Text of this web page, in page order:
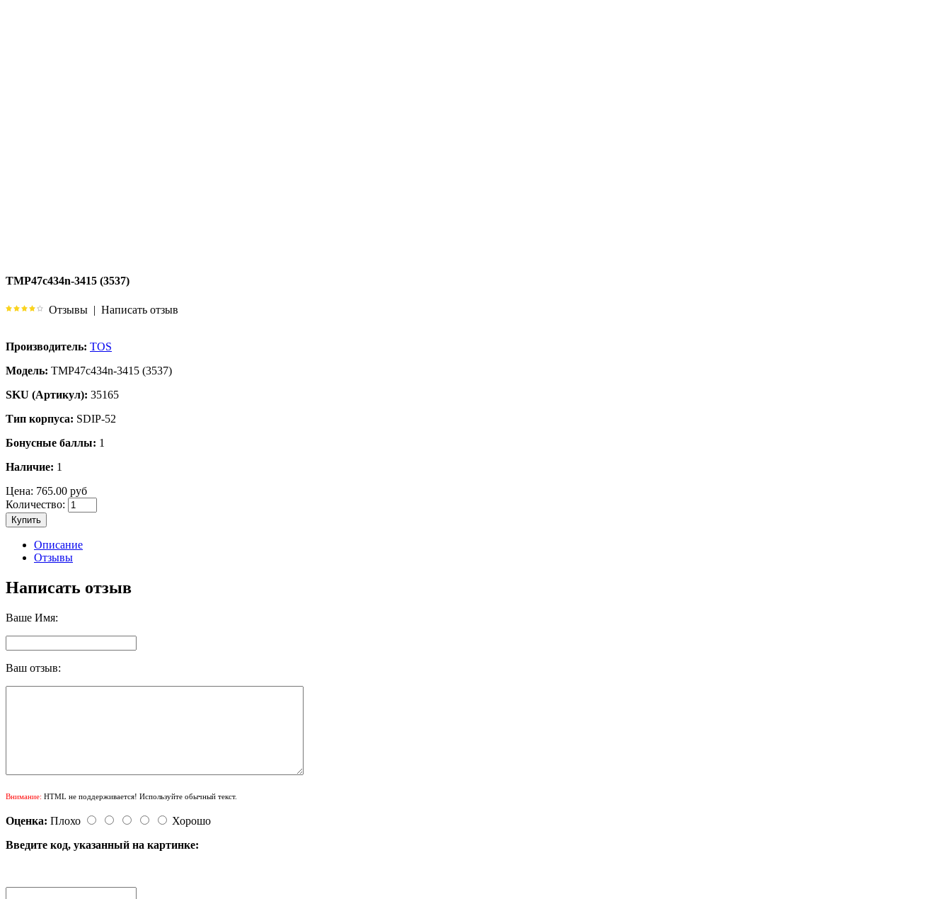
TMP47c434n-3415 (3537)
Отзывы | Написать отзыв
Производитель: TOS
Модель: TMP47c434n-3415 (3537)
SKU (Артикул): 35165
Тип корпуса: SDIP-52
Бонусные баллы: 1
Наличие: 1
Цена: 765.00 руб
Количество:
Купить
Описание
Отзывы
Написать отзыв
Ваше Имя:
Ваш отзыв:
Внимание: HTML не поддерживается! Используйте обычный текст.
Оценка: Плохо
Хорошо
Введите код, указанный на картинке: